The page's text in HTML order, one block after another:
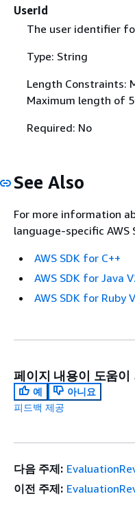
UserId
The user identifier
Type: String
Length Constraints:
Maximum length of
Required: No
See Also
For more information
language-specific AWS
AWS SDK for C++
AWS SDK for Java
AWS SDK for Ruby
페이지 내용이 도움이
예
아니요
피드백 제공
다음 주제:
이전 주제: